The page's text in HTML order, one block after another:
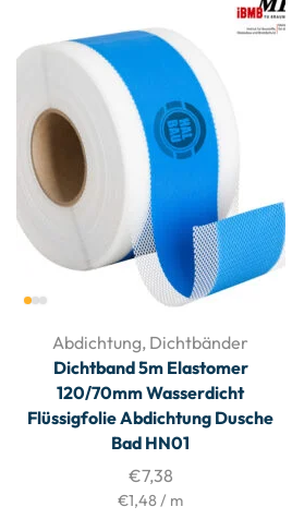
Abdichtung, Dichtbänder
Dichtband 5m Elastomer
120/70mm Wasserdicht
Flüssigfolie Abdichtung Dusche
Bad HN01
€7,38
€1,48/ m